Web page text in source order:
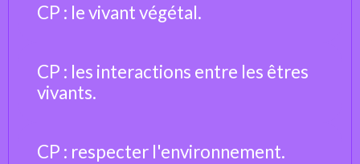
CP : le vivant végétal.
CP : les interactions entre les êtres
vivants.
CP : respecter l'environnement.